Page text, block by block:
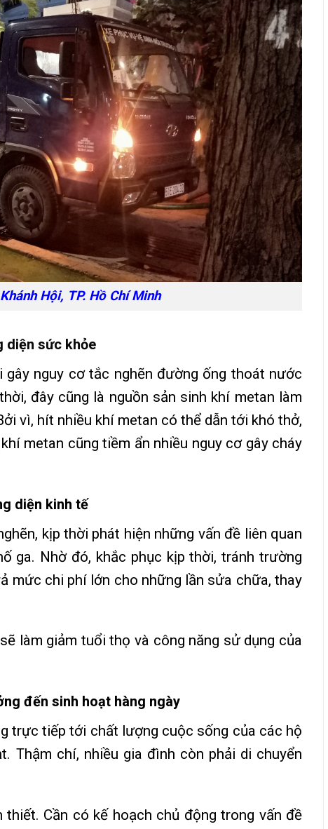
Hội, TP. Hồ Chí Minh
diện sức khỏe
nguy cơ tắc nghẽn đường ống thoát nước
đây cũng là nguồn sản sinh khí metan làm
vì, hít nhiều khí metan có thể dẫn tới khó thở,
metan cũng tiềm ẩn nhiều nguy cơ gây cháy
diện kinh tế
kịp thời phát hiện những vấn đề liên quan
ga. Nhờ đó, khắc phục kịp thời, tránh trường
mức chi phí lớn cho những lần sửa chữa, thay
làm giảm tuổi thọ và công năng sử dụng của
đến sinh hoạt hàng ngày
trực tiếp tới chất lượng cuộc sống của các hộ
Thậm chí, nhiều gia đình còn phải di chuyển
Cần có kế hoạch chủ động trong vấn đề